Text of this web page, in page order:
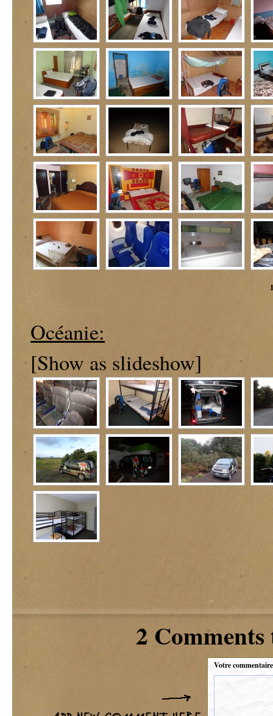
1
Océanie:
[Show as slideshow]
2
Votre